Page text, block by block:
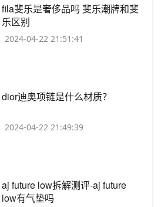
​fila斐乐是奢侈品吗 斐乐潮牌和斐
乐区别
2024-04-22 21:51:41
​dior迪奥项链是什么材质？
2024-04-22 21:49:39
​aj future low拆解测评-aj future
low有气垫吗